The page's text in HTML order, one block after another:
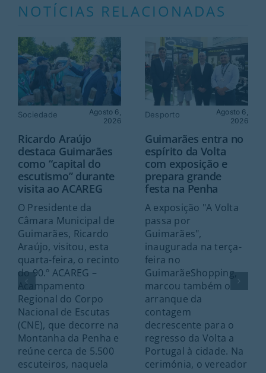
NOTÍCIAS RELACIONADAS
Sociedade
Agosto 6,
2026
Ricardo Araújo
destaca Guimarães
como “capital do
escutismo” durante
visita ao ACAREG
O Presidente da
Câmara Municipal de
Guimarães, Ricardo
Araújo, visitou, esta
quarta-feira, o recinto
do 90.º ACAREG –
Acampamento
Regional do Corpo
Nacional de Escutas
(CNE), que decorre na
Montanha da Penha e
reúne cerca de 5.500
escuteiros, naquela
Desporto
Agosto 6,
2026
Guimarães entra no
espírito da Volta
com exposição e
prepara grande
festa na Penha
A exposição "A Volta
passa por
Guimarães",
inaugurada na terça-
feira no
GuimarãeShopping,
marcou também o
arranque da
contagem
decrescente para o
regresso da Volta a
Portugal à cidade. Na
cerimónia, o vereador